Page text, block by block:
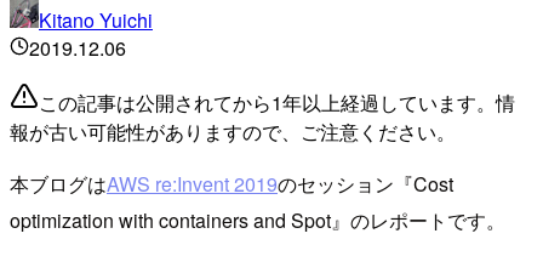
Kitano Yuichi
2019.12.06
この記事は公開されてから1年以上経過しています。情
報が古い可能性がありますので、ご注意ください。
本ブログはAWS re:Invent 2019のセッション『Cost
optimization with containers and Spot』のレポートです。